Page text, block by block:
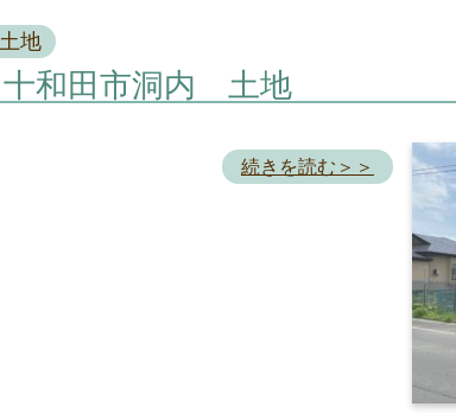
土地
十和田市洞内 土地
続きを読む＞＞